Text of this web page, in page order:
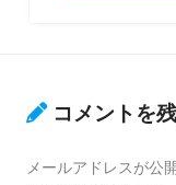
コメントを
メールアドレスが公